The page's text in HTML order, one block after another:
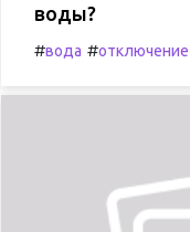
воды?
#вода #отключение